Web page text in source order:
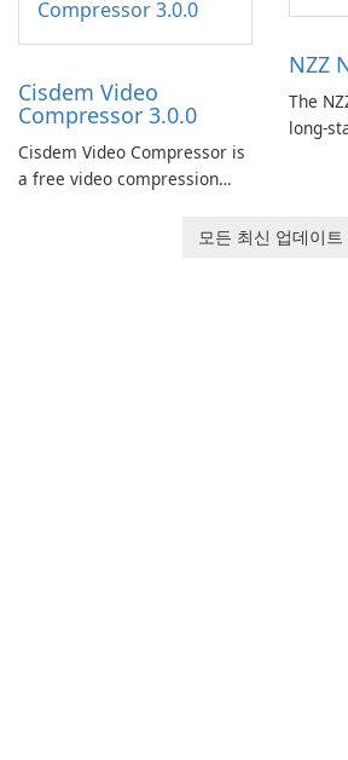
began! Junk Jack Retro,
support.
quickly
mods
Cisdem Video
Compressor 3.0.0
Cisdem Video Compressor is
a free video compression
users to compress media
NZZ
The
long-
모든 최신 업데이트